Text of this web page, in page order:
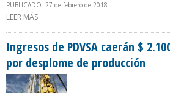
PUBLICADO: 27 de febrero de 2018
LEER MÁS
Ingresos de PDVSA caerán $
por desplome de producción